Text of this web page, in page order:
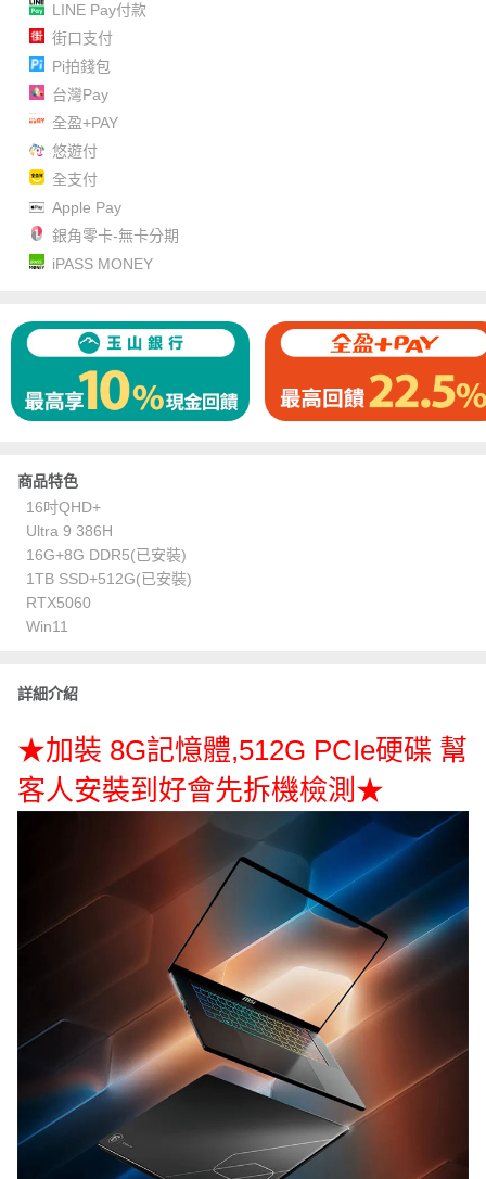
LINE Pay付款
街口支付
Pi拍錢包
台灣Pay
全盈+PAY
悠遊付
全支付
Apple Pay
銀角零卡-無卡分期
iPASS MONEY
商品特色
16吋QHD+
Ultra 9 386H
16G+8G DDR5(已安裝)
1TB SSD+512G(已安裝)
RTX5060
Win11
詳細介紹
★加裝 8G記憶體,512G PCIe硬碟 幫
客人安裝到好會先拆機檢測★